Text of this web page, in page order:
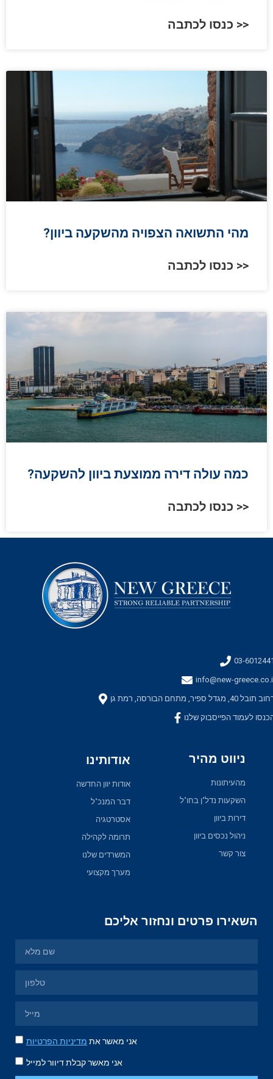
כנסו לכתבה >>
?מהי התשואה הצפויה מהשקעה ביוון
כנסו לכתבה >>
?כמה עולה דירה ממוצעת ביוון להשקעה
כנסו לכתבה >>
03-
info@new-
תובל 40, מגדל ספיר, מתחם הבורסה, רמת גן
לעמוד הפייסבוק שלנו
אודותינו
אודות יוון החדשה
דבר המנכ"ל
אסטרטגיה
תרומה לקהילה
המשרדים שלנו
מערך מקצועי
ניווט מהיר
מהעיתונות
השקעות נדל"ן בחו"ל
דירות ביוון
ניהול נכסים ביוון
צור קשר
השאירו פרטים ונחזור אליכם
אני מאשר את מדיניות הפרטיות
אני מאשר קבלת דיוור למייל